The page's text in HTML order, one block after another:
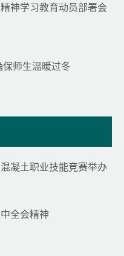
神学习教育动员部署会
保师生温暖过冬
凝土职业技能竞赛举办
全会精神